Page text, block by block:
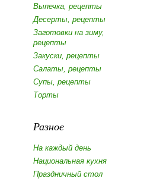
Выпечка, рецепты
Десерты, рецепты
Заготовки на зиму,
рецепты
Закуски, рецепты
Салаты, рецепты
Супы, рецепты
Торты
Разное
На каждый день
Национальная кухня
Праздничный стол